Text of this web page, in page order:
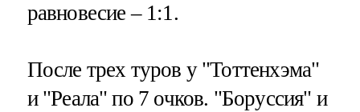
равновесие – 1:1.
После трех туров у "Тоттенхэма"
и "Реала" по 7 очков. "Боруссия" и